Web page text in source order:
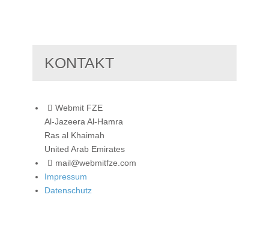
KONTAKT
Webmit FZE
Al-Jazeera Al-Hamra
Ras al Khaimah
United Arab Emirates
mail@webmitfze.com
Impressum
Datenschutz